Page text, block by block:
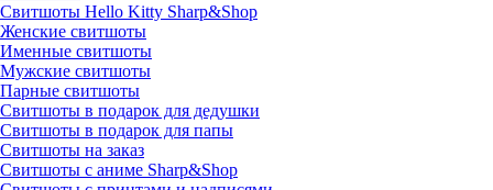
Cвитшоты Hello Kitty Sharp&Shop
Женские свитшоты
Именные свитшоты
Мужские свитшоты
Парные свитшоты
Свитшоты в подарок для дедушки
Свитшоты в подарок для папы
Свитшоты на заказ
Свитшоты с аниме Sharp&Shop